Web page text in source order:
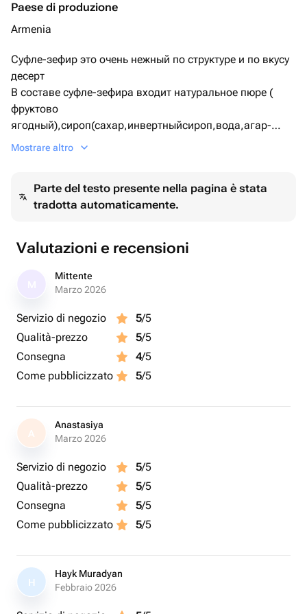
Paese di produzione
Armenia
Суфле-зефир это очень нежный по структуре и по вкусу
десерт
В составе суфле-зефира входит натуральное пюре (
фруктово
ягодный),сироп(сахар,инвертныйсироп,вода,агар-
агар,лимонная кислота,сухой пастеризованный белок)
Mostrare altro
Parte del testo presente nella pagina è stata
tradotta automaticamente.
Valutazioni e recensioni
Mittente
Marzo 2026
Servizio di negozio 5/5
Qualità-prezzo
5/5
Consegna
4/5
Come pubblicizzato
5/5
A
Anastasiya
Marzo 2026
Servizio di negozio 5/5
Qualità-prezzo
5/5
Consegna
5/5
Come pubblicizzato
5/5
H
Hayk Muradyan
Febbraio 2026